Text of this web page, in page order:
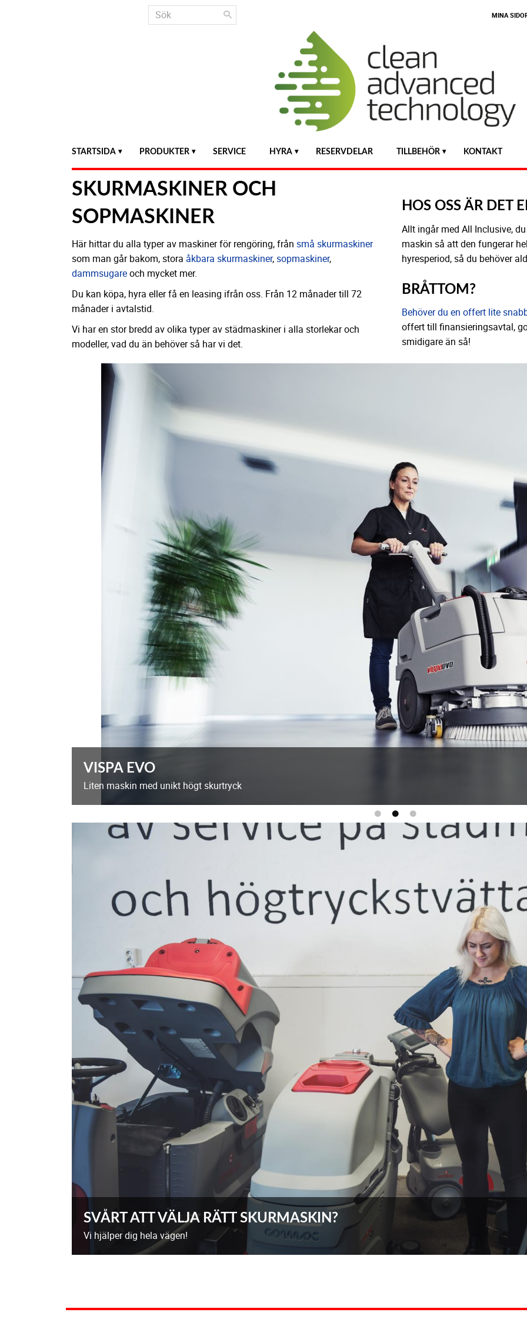
MINA
STARTSIDA PRODUKTER SERVICE HYRA RESERVDELAR TILLBEHÖR KONTAKT
SKURMASKINER OCH
SOPMASKINER
Här hittar du alla typer av maskiner för rengöring, frånsmå skurmaskiner
som man går bakom, storaåkbara skurmaskiner,sopmaskiner,
dammsugareoch mycket mer.
Du kan köpa, hyra eller få en leasing ifrån oss. Från 12 månader till 72
månader i avtalstid.
Vi har en stor bredd av olika typer av städmaskiner i alla storlekar och
modeller, vad du än behöver så har vi det.
HOS OSS ÄR DET
Allt ingår med All Inclusive,
maskin så att den fungerar
hyresperiod, så du behöver
BRÅTTOM?
Behöver du en offert lite
offert till finansieringsavtal,
smidigare än så!
VISPA EVO
Liten maskin med unikt högt skurtryck
SVÅRT ATT VÄLJA RÄTT SKURMASKIN?
Vi hjälper dig hela vägen!